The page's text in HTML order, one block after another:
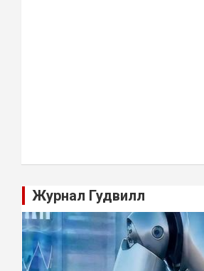
Журнал Гудвилл